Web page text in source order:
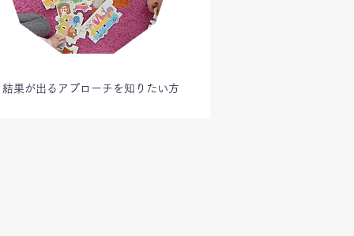
結果が出るアプローチを知りたい方